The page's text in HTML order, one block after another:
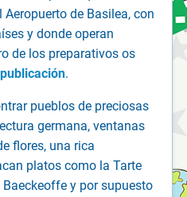
de Basilea, con
y donde operan
de los preparativos os
.
pueblos de preciosas
germana, ventanas
flores, una rica
platos como la Tarte
y por supuesto